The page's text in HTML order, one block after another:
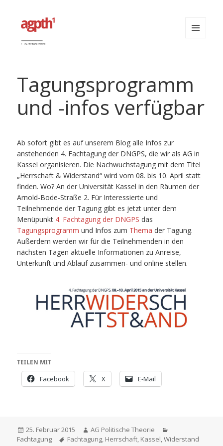
Tagungsprogramm
und -infos verfügbar
Ab sofort gibt es auf unserem Blog alle Infos zur
anstehenden 4. Fachtagung der DNGPS, die wir als AG in
Kassel organisieren. Die Nachwuchstagung mit dem Titel
„Herrschaft & Widerstand“ wird vom 08. bis 10. April statt
finden. Wo? An der Universität Kassel in den Räumen der
Arnold-Bode-Straße 2. Für Interessierte und
Teilnehmende der Tagung gibt es jetzt unter dem
Menüpunkt 4. Fachtagung der DNGPS das
Tagungsprogramm und Infos zum Thema der Tagung.
Außerdem werden wir für die Teilnehmenden in den
nächsten Tagen aktuelle Informationen zu Anreise,
Unterkunft und Ablauf zusammen- und online stellen.
TEILEN MIT
Facebook X E-Mail
Veröffentlicht
am
25. Februar 2015 Autor
AG Politische Theorie
Fachtagung
Schlagwörter
Fachtagung, Herrschaft, Kassel,Widerstand